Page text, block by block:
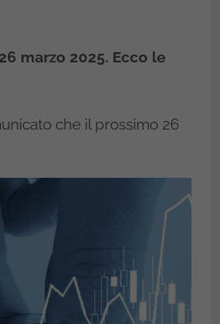
marzo 2025. Ecco le
che il prossimo 26